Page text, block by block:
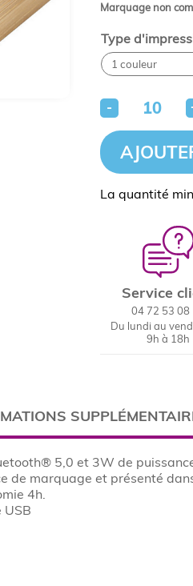
Marquage non
Type
-
La quantité
Service
04 72 53 08
Du lundi au
9h à 18h
5,0 et 3W de
de marquage et présenté
4h.
USB